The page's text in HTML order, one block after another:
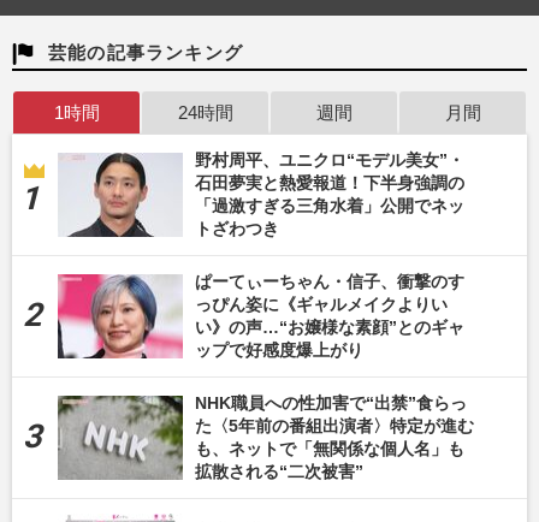
芸能の記事ランキング
1時間 24時間 週間 月間
野村周平、ユニクロ“モデル美女”・
石田夢実と熱愛報道！下半身強調の
「過激すぎる三角水着」公開でネッ
トざわつき
ぱーてぃーちゃん・信子、衝撃のす
っぴん姿に《ギャルメイクよりい
い》の声…“お嬢様な素顔”とのギャ
ップで好感度爆上がり
NHK職員への性加害で“出禁”食らっ
た〈5年前の番組出演者〉特定が進む
も、ネットで「無関係な個人名」も
拡散される“二次被害”